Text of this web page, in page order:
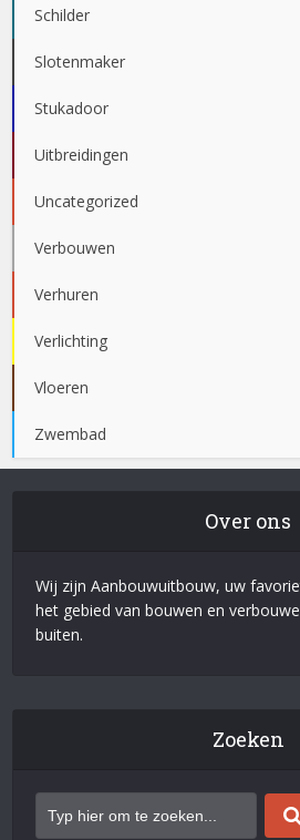
Schilder
Slotenmaker
Stukadoor
Uitbreidingen
Uncategorized
Verbouwen
Verhuren
Verlichting
Vloeren
Zwembad
Over ons
Wij zijn Aanbouwuitbouw, uw
het gebied van bouwen en
buiten.
Zoeken